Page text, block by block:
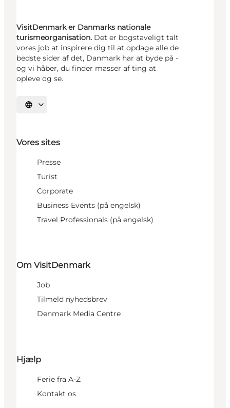
VisitDenmark er Danmarks nationale
turismeorganisation. Det er bogstaveligt talt
vores job at inspirere dig til at opdage alle de
bedste sider af det, Danmark har at byde på -
og vi håber, du finder masser af ting at
opleve og se.
Vælg sprog
Vores sites
Presse
Turist
Corporate
Business Events (på engelsk)
Travel Professionals (på engelsk)
Om VisitDenmark
Job
Tilmeld nyhedsbrev
Denmark Media Centre
Hjælp
Ferie fra A-Z
Kontakt os